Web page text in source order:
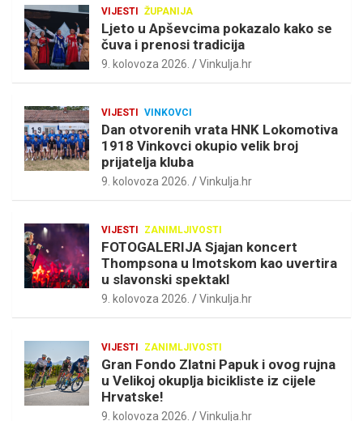
VIJESTI ŽUPANIJA
Ljeto u Apševcima pokazalo kako se
čuva i prenosi tradicija
9. kolovoza 2026. Vinkulja.hr
VIJESTI VINKOVCI
Dan otvorenih vrata HNK Lokomotiva
1918 Vinkovci okupio velik broj
prijatelja kluba
9. kolovoza 2026. Vinkulja.hr
VIJESTI ZANIMLJIVOSTI
FOTOGALERIJA Sjajan koncert
Thompsona u Imotskom kao uvertira
u slavonski spektakl
9. kolovoza 2026. Vinkulja.hr
VIJESTI ZANIMLJIVOSTI
Gran Fondo Zlatni Papuk i ovog rujna
u Velikoj okuplja bicikliste iz cijele
Hrvatske!
9. kolovoza 2026. Vinkulja.hr